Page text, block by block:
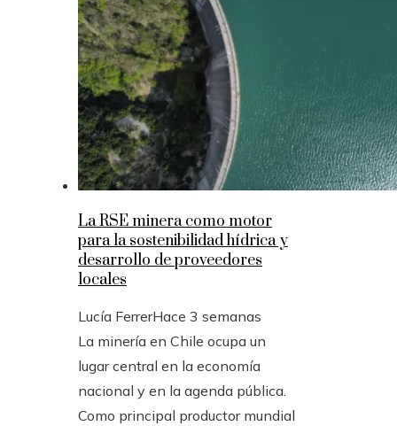
La RSE minera como motor
para la sostenibilidad hídrica y
desarrollo de proveedores
locales
Lucía FerrerHace 3 semanas
La minería en Chile ocupa un
lugar central en la economía
nacional y en la agenda pública.
Como principal productor mundial